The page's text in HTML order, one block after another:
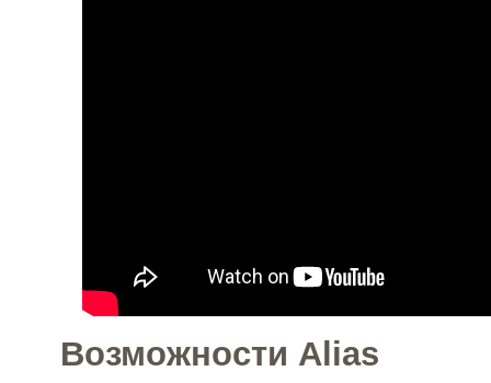
Возможности Alias